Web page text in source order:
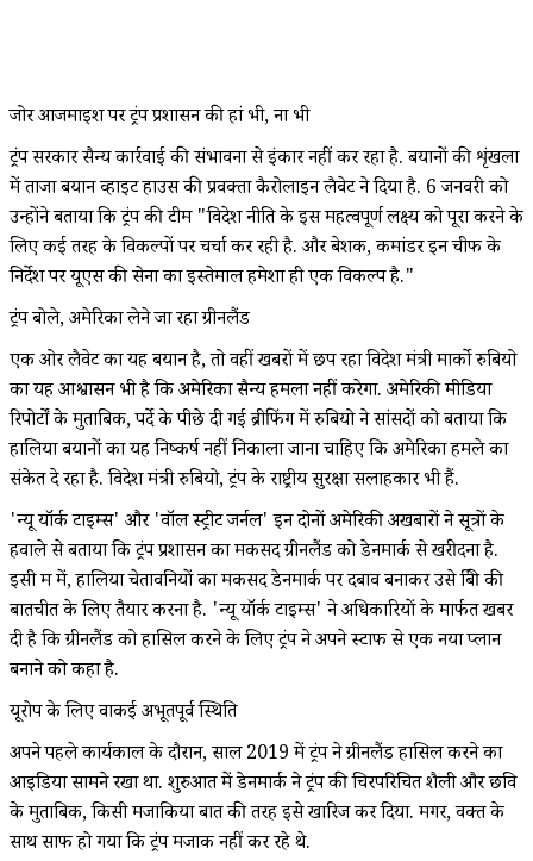
जोर आजमाइश पर ट्रंप प्रशासन की हां भी, ना भी
ट्रंप सरकार सैन्य कार्रवाई की संभावना से इंकार नहीं कर रहा है. बयानों की शृंखला
में ताजा बयान व्हाइट हाउस की प्रवक्ता कैरोलाइन लैवेट ने दिया है. 6 जनवरी को
उन्होंने बताया कि ट्रंप की टीम "विदेश नीति के इस महत्वपूर्ण लक्ष्य को पूरा करने के
लिए कई तरह के विकल्पों पर चर्चा कर रही है. और बेशक, कमांडर इन चीफ के
निर्देश पर यूएस की सेना का इस्तेमाल हमेशा ही एक विकल्प है."
ट्रंप बोले, अमेरिका लेने जा रहा ग्रीनलैंड
एक ओर लैवेट का यह बयान है, तो वहीं खबरों में छप रहा विदेश मंत्री मार्को रुबियो
का यह आश्वासन भी है कि अमेरिका सैन्य हमला नहीं करेगा. अमेरिकी मीडिया
रिपोर्टों के मुताबिक, पर्दे के पीछे दी गई ब्रीफिंग में रुबियो ने सांसदों को बताया कि
हालिया बयानों का यह निष्कर्ष नहीं निकाला जाना चाहिए कि अमेरिका हमले का
संकेत दे रहा है. विदेश मंत्री रुबियो, ट्रंप के राष्ट्रीय सुरक्षा सलाहकार भी हैं.
'न्यू यॉर्क टाइम्स' और 'वॉल स्ट्रीट जर्नल' इन दोनों अमेरिकी अखबारों ने सूत्रों के
हवाले से बताया कि ट्रंप प्रशासन का मकसद ग्रीनलैंड को डेनमार्क से खरीदना है.
इसी क्रम में, हालिया चेतावनियों का मकसद डेनमार्क पर दबाव बनाकर उसे बिक्री की
बातचीत के लिए तैयार करना है. 'न्यू यॉर्क टाइम्स' ने अधिकारियों के मार्फत खबर
दी है कि ग्रीनलैंड को हासिल करने के लिए ट्रंप ने अपने स्टाफ से एक नया प्लान
बनाने को कहा है.
यूरोप के लिए वाकई अभूतपूर्व स्थिति
अपने पहले कार्यकाल के दौरान, साल 2019 में ट्रंप ने ग्रीनलैंड हासिल करने का
आइडिया सामने रखा था. शुरुआत में डेनमार्क ने ट्रंप की चिरपरिचित शैली और छवि
के मुताबिक, किसी मजाकिया बात की तरह इसे खारिज कर दिया. मगर, वक्त के
साथ साफ हो गया कि ट्रंप मजाक नहीं कर रहे थे.